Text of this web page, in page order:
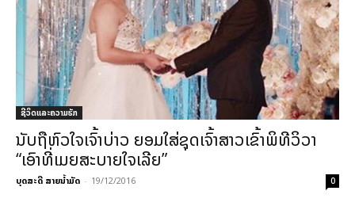
ຊີວິດແລະຄວາມຮັກ
ນັບຖືຫົວໃຈເຈົ້າບ່າວ ຍອມໃສ່ຊຸດເຈົ້າສາວເຂົ້າພິທີວິວາ
“ເອົາທີ່ເມຍສະບາຍໃຈເລີຍ”
ບຸດສະດີ ສາຍນ້ຳມັດ - 19/12/2016 0